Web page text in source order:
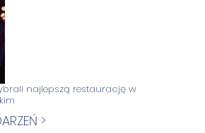
najlepszą restaurację w
>